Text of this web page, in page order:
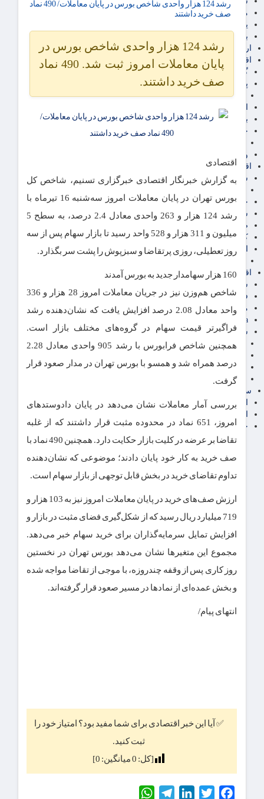
مالیات
یارانه و معیشت مردم
برق، آب و انرژی
ارز دیجیتال
اقتصاد اجتماعی
گردشگری
پزشکی، سلامت و زیبایی
ایران مدلب
اجتماعی
بازنشستگان
حقوق و قضایی
ورزشی
اقتصاد شهری و روستایی
شهر و مسکن و عمران
حمل و نقل
شهرک های صنعتی
صنایع غذایی
کشاورزی و دامداری
اخبار استان ها
اقتصاد بین الملل
سیاسی
فارکس
مناطق آزاد تجاری
24intermedia
سایر اخبار اقتصادی
عمومی و سرگرمی
آگهی رسمی و مزایده
آکادمی آموزش اقتصادی
سایر رسانه ها
اقتصاد فارسی
خرید انواع دیزل ژنراتور
رشد 124 هزار واحدی شاخص بورس در پایان معاملات/ 490 نماد
صف خرید داشتند
رشد 124 هزار واحدی شاخص بورس در
پایان معاملات امروز ثبت شد. 490 نماد
صف خرید داشتند.
اقتصادی
به گزارش خبرنگار اقتصادی خبرگزاری تسنیم، شاخص کل
بورس تهران در پایان معاملات امروز سه‌شنبه 16 تیرماه با
رشد 124 هزار و 263 واحدی معادل 2.4 درصد، به سطح 5
میلیون و 311 هزار و 528 واحد رسید تا بازار سهام پس از سه
روز تعطیلی، روزی پرتقاضا و سبزپوش را پشت سر بگذارد.
160 هزار سهامدار جدید به بورس آمدند
شاخص هم‌وزن نیز در جریان معاملات امروز 28 هزار و 336
واحد معادل 2.08 درصد افزایش یافت که نشان‌دهنده رشد
فراگیرتر قیمت سهام در گروه‌های مختلف بازار است.
همچنین شاخص فرابورس با رشد 905 واحدی معادل 2.28
درصد همراه شد و همسو با بورس تهران در مدار صعود قرار
گرفت.
بررسی آمار معاملات نشان می‌دهد در پایان دادوستدهای
امروز، 651 نماد در محدوده مثبت قرار داشتند که از غلبه
تقاضا بر عرضه در کلیت بازار حکایت دارد. همچنین 490 نماد با
صف خرید به کار خود پایان دادند؛ موضوعی که نشان‌دهنده
تداوم تقاضای خرید در بخش قابل توجهی از بازار سهام است.
ارزش صف‌های خرید در پایان معاملات امروز نیز به 103 هزار و
719 میلیارد ریال رسید که از شکل‌گیری فضای مثبت در بازار و
افزایش تمایل سرمایه‌گذاران برای خرید سهام خبر می‌دهد.
مجموع این متغیرها نشان می‌دهد بورس تهران در نخستین
روز کاری پس از وقفه چندروزه، با موجی از تقاضا مواجه شده
و بخش عمده‌ای از نمادها در مسیر صعود قرار گرفته‌اند.
انتهای پیام/
✅ آیا این خبر اقتصادی برای شما مفید بود؟ امتیاز خود را
ثبت کنید.
[کل: 0میانگین: 0
]
Facebook
Twitter
LinkedIn
Telegram